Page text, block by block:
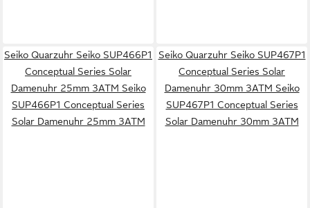
Seiko Quarzuhr Seiko SUP466P1
Conceptual Series Solar
Damenuhr 25mm 3ATM Seiko
SUP466P1 Conceptual Series
Solar Damenuhr 25mm 3ATM
Seiko Quarzuhr Seiko SUP467P1
Conceptual Series Solar
Damenuhr 30mm 3ATM Seiko
SUP467P1 Conceptual Series
Solar Damenuhr 30mm 3ATM